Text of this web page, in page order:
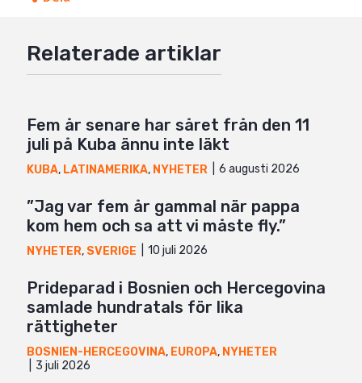
Twitter
Mail
Relaterade artiklar
Fem år senare har såret från den 11
juli på Kuba ännu inte läkt
KUBA, LATINAMERIKA, NYHETER 6 augusti 2026
”Jag var fem år gammal när pappa
kom hem och sa att vi måste fly.”
NYHETER, SVERIGE 10 juli 2026
Prideparad i Bosnien och Hercegovina
samlade hundratals för lika
rättigheter
BOSNIEN-HERCEGOVINA, EUROPA, NYHETER
3 juli 2026